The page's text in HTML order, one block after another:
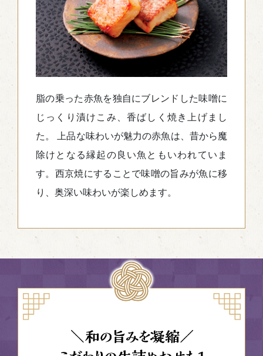
脂の乗った赤魚を独自にブレンドした味噌に
じっくり漬けこみ、香ばしく焼き上げまし
た。 上品な味わいが魅力の赤魚は、昔から魔
除けとなる縁起の良い魚ともいわれていま
す。西京焼にすることで味噌の旨みが魚に移
り、奥深い味わいが楽しめます。